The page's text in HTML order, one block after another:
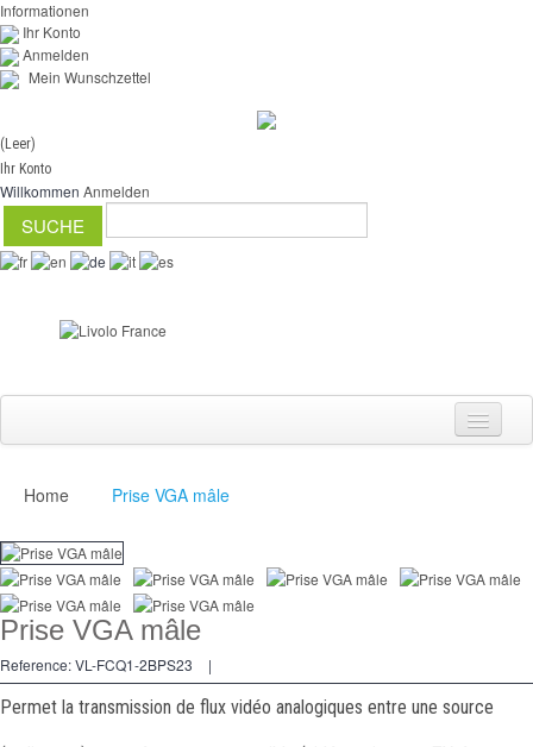
Informationen
Ihr Konto
Anmelden
Mein Wunschzettel
(Leer)
Ihr Konto
Willkommen Anmelden
Schalter
Dimmer
Kreuzschalters
Spéciales
Home Prise VGA mâle
Prise VGA mâle
Reference:VL-FCQ1-2BPS23 |
Permet la transmission de flux vidéo analogiques entre une source